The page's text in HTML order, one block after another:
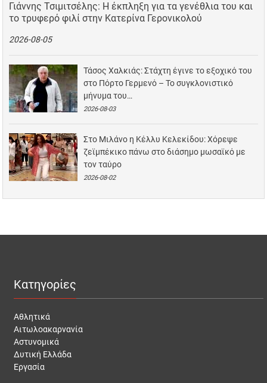
Γιάννης Τσιμιτσέλης: Η έκπληξη για τα γενέθλια του και
το τρυφερό φιλί στην Κατερίνα Γερονικολού
2026-08-05
Τάσος Χαλκιάς: Στάχτη έγινε το εξοχικό του
στο Πόρτο Γερμενό – Το συγκλονιστικό
μήνυμα του…
2026-08-03
Στο Μιλάνο η Κέλλυ Κελεκίδου: Χόρεψε
ζεϊμπέκικο πάνω στο διάσημο μωσαϊκό με
τον ταύρο
2026-08-02
Κατηγορίες
Αθλητικά
Αιτωλοακαρνανία
Αστυνομικά
Δυτική Ελλάδα
Εργασία